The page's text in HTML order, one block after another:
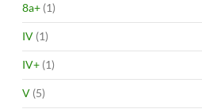
8a+ (1)
IV (1)
IV+ (1)
V (5)